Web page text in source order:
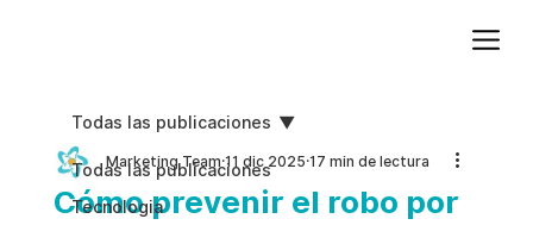
Todas las publicaciones
Tecnologia
Todas las publicaciones
Cómo prevenir el robo por
Marketing Team 11 dic 2025 17 min de lectura